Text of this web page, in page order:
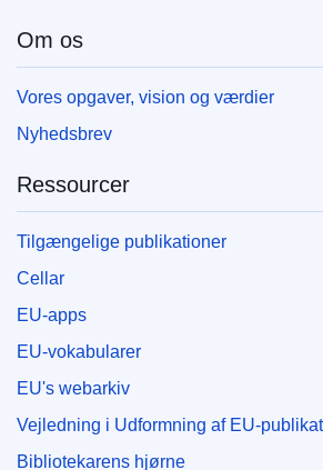
Om os
Vores opgaver, vision og værdier
Nyhedsbrev
Ressourcer
Tilgængelige publikationer
Cellar
EU-apps
EU-vokabularer
EU's webarkiv
Vejledning i Udformning af EU-
Bibliotekarens hjørne